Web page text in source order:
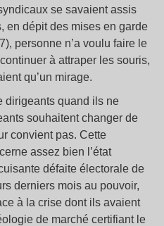
se savaient assis
en dépit des mises en garde
personne n’a voulu faire le
à attraper les souris,
qu’un mirage.
dirigeants quand ils ne
souhaitent changer de
convient pas. Cette
assez bien l’état
défaite électorale de
derniers mois au pouvoir,
à la crise dont ils avaient
de marché certifiant le